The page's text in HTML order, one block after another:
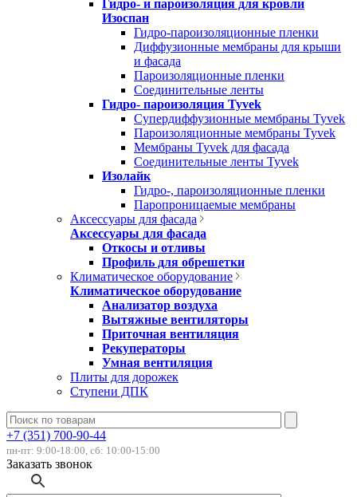
Гидро- и пароизоляция для кровли
Изоспан
Гидро-пароизоляционные пленки
Диффузионные мембраны для крыши
и фасада
Пароизоляционные пленки
Соединительные ленты
Гидро- пароизоляция Tyvek
Супердиффузионные мембраны Tyvek
Пароизоляционные мембраны Tyvek
Мембраны Tyvek для фасада
Соединительные ленты Tyvek
Изолайк
Гидро-, пароизоляционные пленки
Паропроницаемые мембраны
Аксессуары для фасада
Аксессуары для фасада
Откосы и отливы
Профиль для обрешетки
Климатическое оборудование
Климатическое оборудование
Анализатор воздуха
Вытяжные вентиляторы
Приточная вентиляция
Рекуператоры
Умная вентиляция
Плиты для дорожек
Ступени ДПК
+7 (351) 700-90-44
пн-пт: 9:00-18:00, сб: 10:00-15:00
Заказать звонок